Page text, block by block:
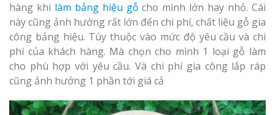
hàng khi làm bảng hiệu gỗ cho mình lớn hay nhỏ. Cái
này cũng ảnh hưởng rất lớn đến chi phí, chất liệu gỗ gia
công bảng hiệu. Tùy thuộc vào mức độ yêu cầu và chi
phí của khách hàng. Mà chọn cho mình 1 loại gỗ làm
cho phù hợp với yêu cầu. Và chi phí gia công lắp ráp
cũng ảnh hưởng 1 phần tới giá cả
Biển Led
Ma Trận
Thi Công
Nghiệp